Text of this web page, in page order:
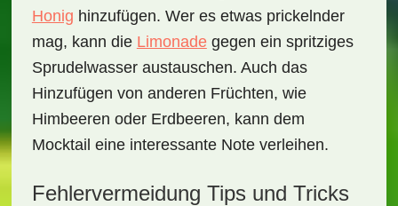
Honig hinzufügen. Wer es etwas prickelnder
mag, kann die Limonadegegen ein spritziges
Sprudelwasseraustauschen. Auch das
Hinzufügen von anderen Früchten, wie
Himbeeren oder Erdbeeren, kann dem
Mocktail eine interessante Note verleihen.
Fehlervermeidung Tips und Tricks